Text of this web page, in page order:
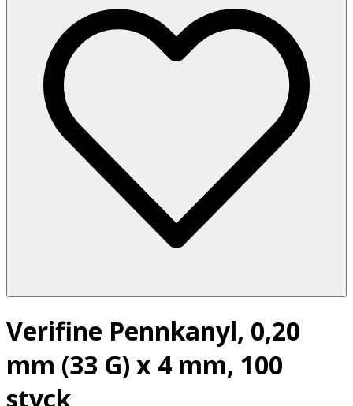
Verifine Pennkanyl, 0,20
mm (33 G) x 4 mm, 100
styck